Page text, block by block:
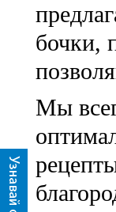
бочки,
Мы